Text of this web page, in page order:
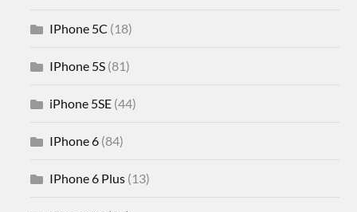
IPhone 5C (18)
IPhone 5S (81)
iPhone 5SE (44)
IPhone 6 (84)
IPhone 6 Plus (13)